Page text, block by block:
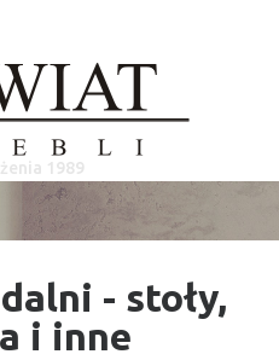
1989
- stoły,
i inne